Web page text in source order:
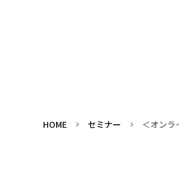
HOME セミナー ＜オンラ